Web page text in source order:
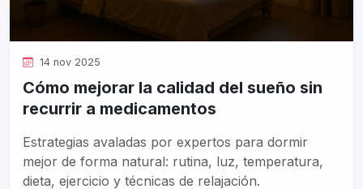
14 nov 2025
Cómo mejorar la calidad del sueño sin
recurrir a medicamentos
Estrategias avaladas por expertos para dormir
mejor de forma natural: rutina, luz, temperatura,
dieta, ejercicio y técnicas de relajación.